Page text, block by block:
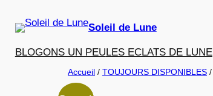
Soleil de Lune
BLOGONS UN PEU LES ECLATS DE LUNE
Accueil / TOUJOURS DISPONIBLES /